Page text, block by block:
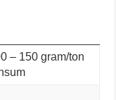
– 150 gram/ton